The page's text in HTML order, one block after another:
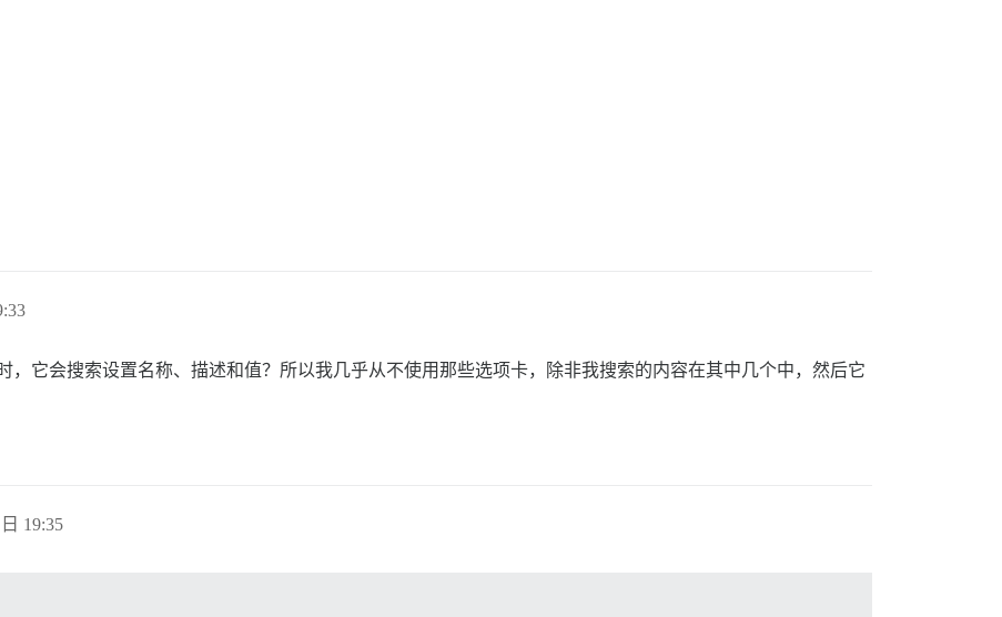
，它会搜索设置名称、描述和值？所以我几乎从不使用那些选项卡，除非我搜索的内容在其中几个中，然后它
19:35